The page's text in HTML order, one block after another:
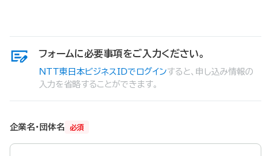
フォームに必要事項をご入力ください。
NTT東日本ビジネスIDでログインすると、申し込み情報の
入力を省略することができます。
必須
企業名・団体名